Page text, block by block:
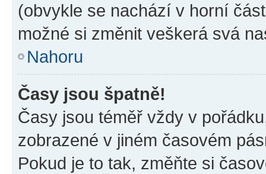
(obvykle se nachází v horní
možné si změnit veškerá svá
Nahoru
Časy jsou špatně!
Časy jsou téměř vždy v
zobrazené v jiném časovém
Pokud je to tak, změňte si